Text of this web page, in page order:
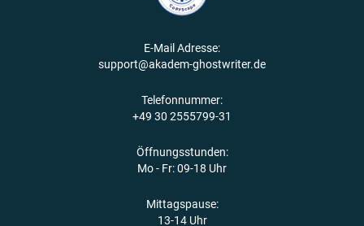
E-Mail Adresse:
support@akadem-ghostwriter.de
Telefonnummer:
+49 30 2555799-31
Öffnungsstunden:
Mo - Fr: 09-18 Uhr
Mittagspause:
13-14 Uhr